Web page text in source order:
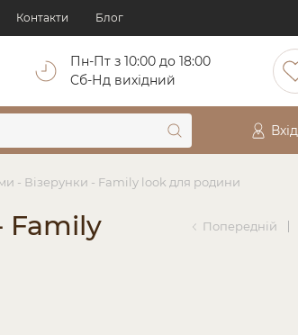
Контакти Блог
Пн-Пт з 10:00 до 18:00
Cб-Нд вихідний
Вхід
- Візерунки - Family look для родини
Family
Попередній